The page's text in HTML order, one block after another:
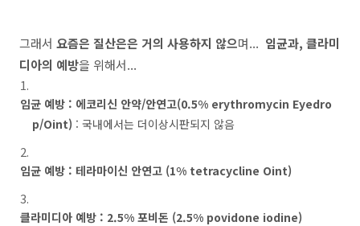
그래서 요즘은 질산은은 거의 사용하지 않으며... 임균과, 클라미
디아의 예방을 위해서...
임균 예방 : 에코리신 안약/안연고(0.5% erythromycin Eyedro
p/Oint) : 국내에서는 더이상시판되지 않음
임균 예방 : 테라마이신 안연고 (1% tetracycline Oint)
클라미디아 예방 : 2.5% 포비돈 (2.5% povidone iodine)